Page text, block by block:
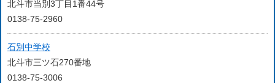
北斗市当別3丁目1番44号
0138-75-2960
石別中学校
北斗市三ツ石270番地
0138-75-3006